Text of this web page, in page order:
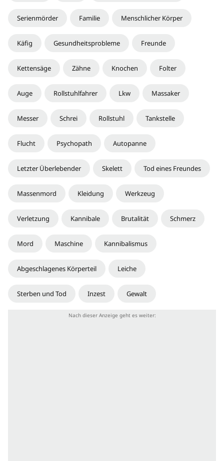
Serienmörder Familie Menschlicher Körper
Käfig Gesundheitsprobleme Freunde
Kettensäge Zähne Knochen Folter
Auge Rollstuhlfahrer Lkw Massaker
Messer Schrei Rollstuhl Tankstelle
Flucht Psychopath Autopanne
Letzter Überlebender Skelett Tod eines Freundes
Massenmord Kleidung Werkzeug
Verletzung Kannibale Brutalität Schmerz
Mord Maschine Kannibalismus
Abgeschlagenes Körperteil Leiche
Sterben und Tod Inzest Gewalt